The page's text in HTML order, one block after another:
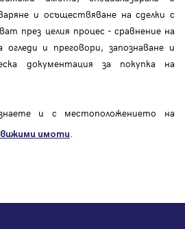
и осъществяване на сделки с
през целия процес - сравнение на
и преговори, запознаване и
документация за покупка на
и с местоположението на
имоти.